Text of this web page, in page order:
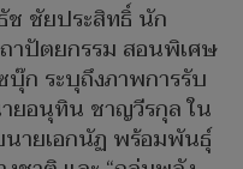
ช ชัยประสิทธิ์ นัก
าปัตยกรรม สอนพิเศษ
ก ระบุถึงภาพการรับ
ยอนุทิน ชาญวีรกุล ใน
ายเอกนัฏ พร้อมพันธุ์